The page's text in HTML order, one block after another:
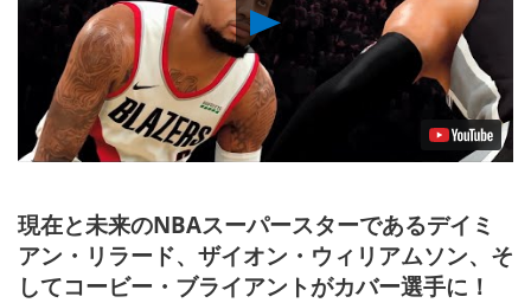
Play
Video
現在と未来のNBAスーパースターであるデイミ
アン・リラード、ザイオン・ウィリアムソン、そ
してコービー・ブライアントがカバー選手に！